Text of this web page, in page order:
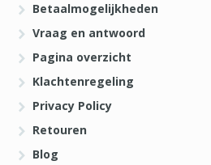
Betaalmogelijkheden
Vraag en antwoord
Pagina overzicht
Klachtenregeling
Privacy Policy
Retouren
Blog